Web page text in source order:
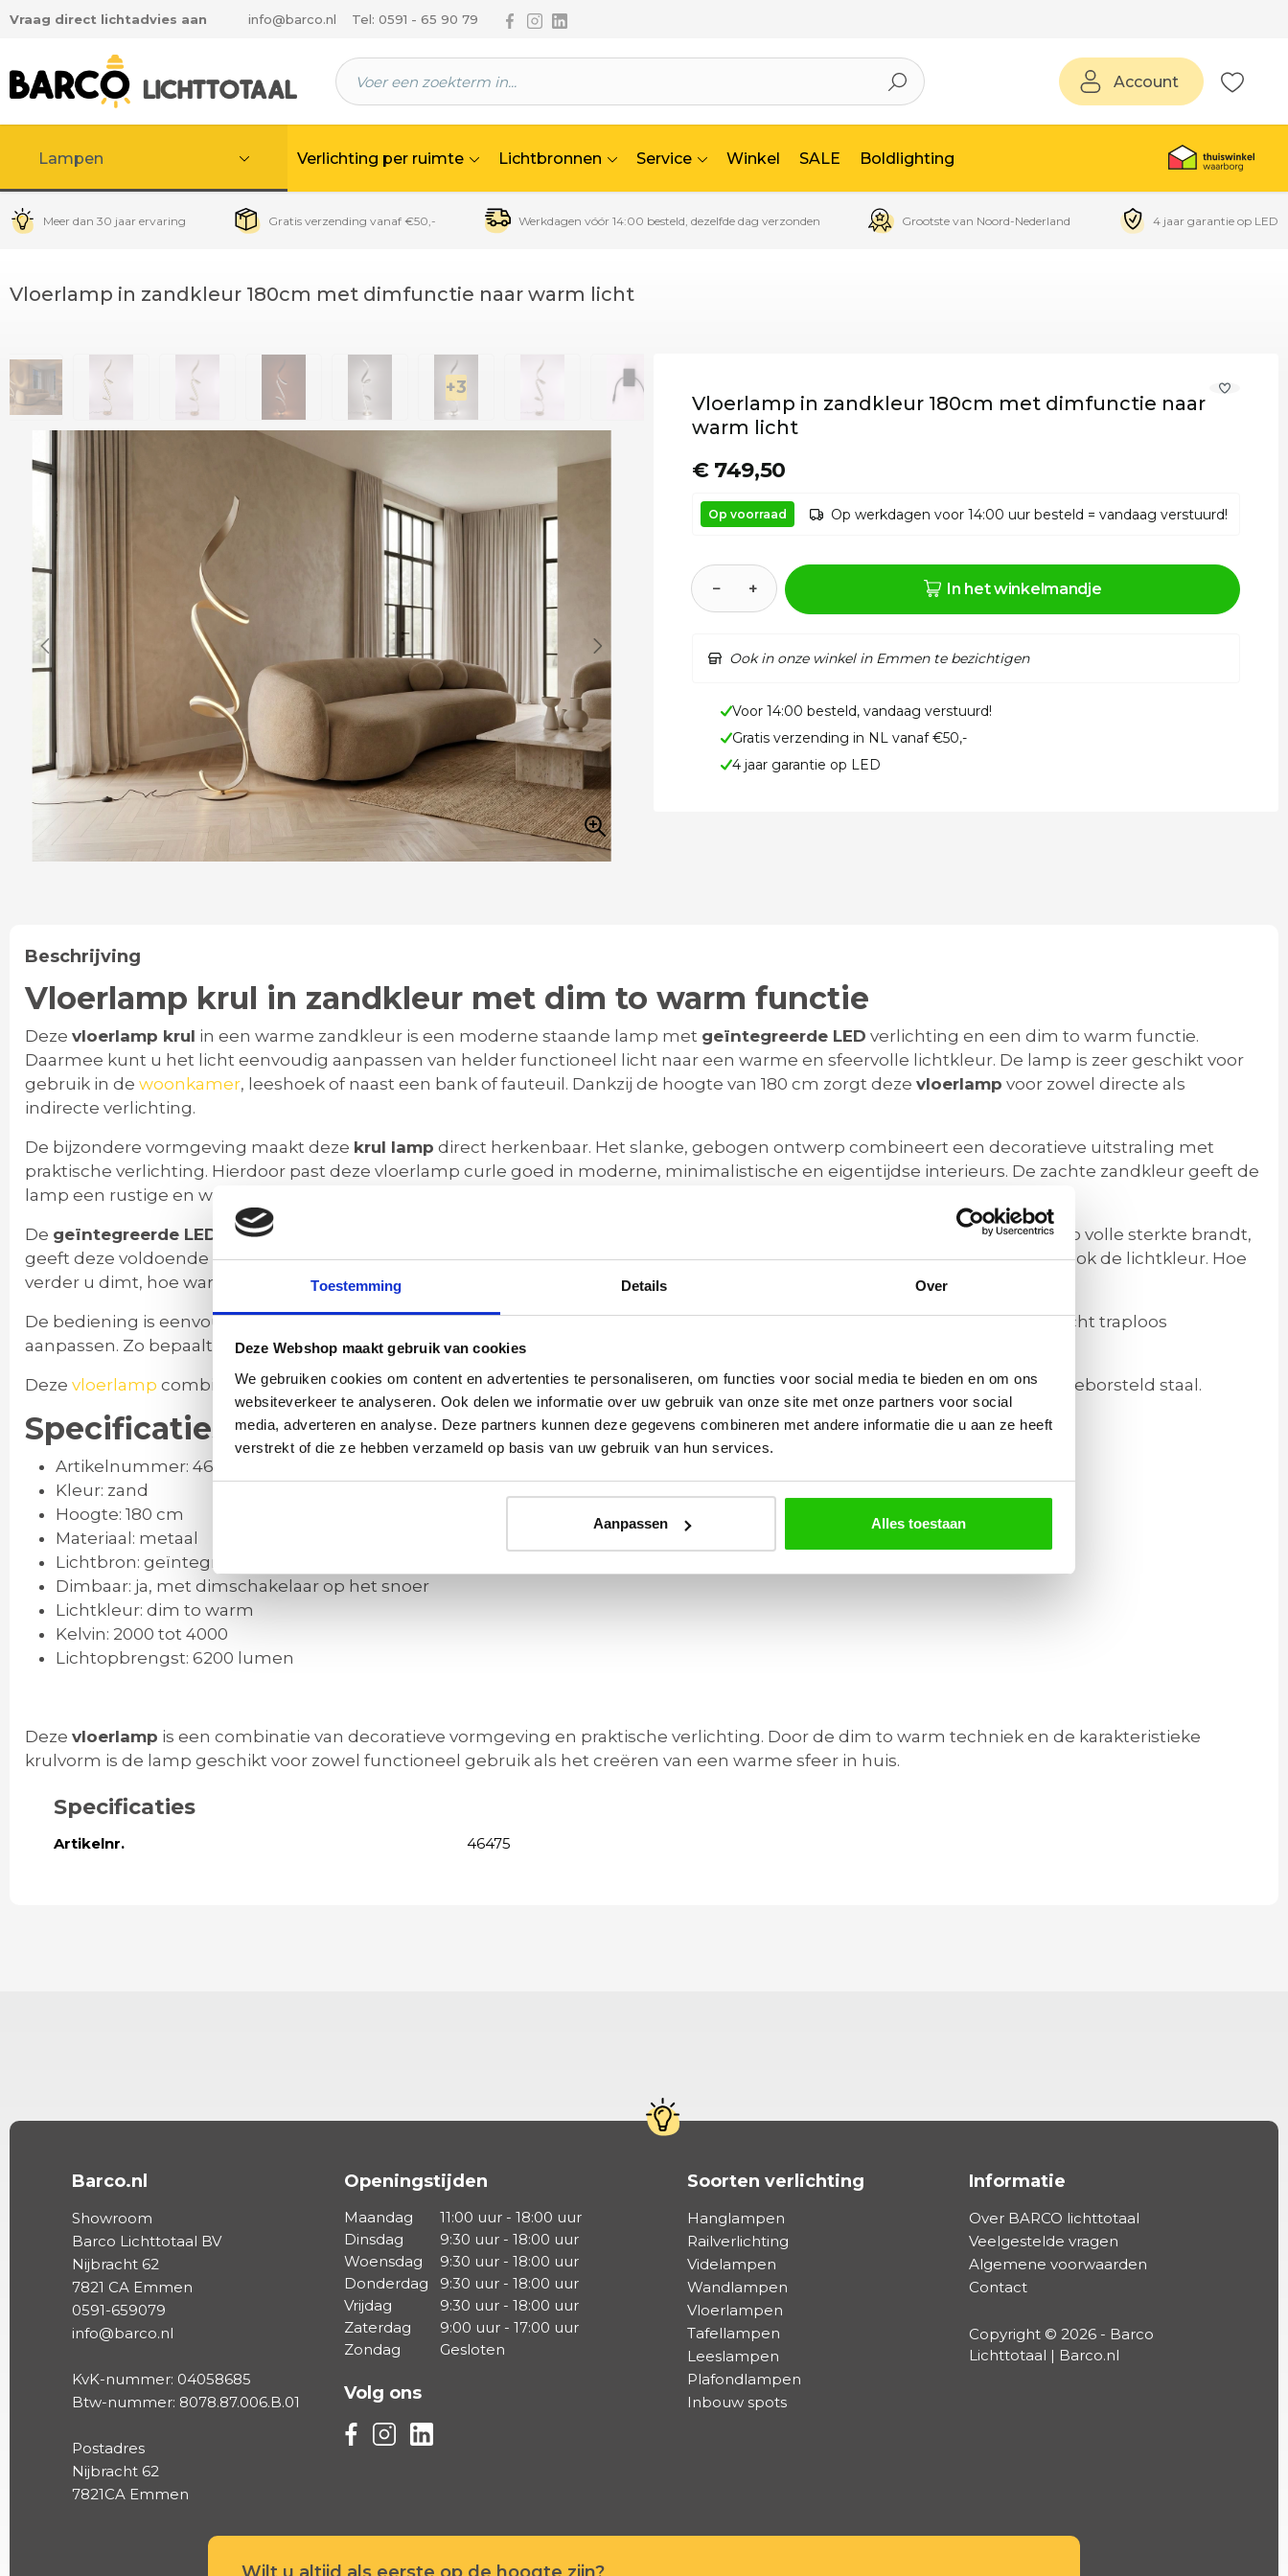
Toestemming Details Over
Deze Webshop maakt gebruik van cookies
We gebruiken cookies om content en advertenties te personaliseren, om functies voor social media te bieden en om ons
websiteverkeer te analyseren. Ook delen we informatie over uw gebruik van onze site met onze partners voor social
media, adverteren en analyse. Deze partners kunnen deze gegevens combineren met andere informatie die u aan ze heeft
verstrekt of die ze hebben verzameld op basis van uw gebruik van hun services.
Aanpassen Alles toestaan
hoofdinhoud
Vraag direct lichtadvies aan info@barco.nl Tel: 0591 - 65 90 79 Volg ons via Facebook
Volg ons via Instagram
Volg ons via Linkedin
Account
Lampen Verlichting per ruimte Lichtbronnen Service Winkel SALE Boldlighting
Meer dan 30 jaar ervaring Gratis verzending vanaf €50,- Werkdagen vóór 14:00 besteld, dezelfde dag verzonden Grootste van Noord-Nederland 4 jaar garantie op LED
Vloerlamp in zandkleur 180cm met dimfunctie naar warm licht
Vloerlamp in zandkleur 180cm met dimfunctie naar
warm licht
€ 749,50
Op voorraad Op werkdagen voor 14:00 uur besteld = vandaag verstuurd!
− + In het winkelmandje
Ook in onze winkel in Emmen te bezichtigen
Voor 14:00 besteld, vandaag verstuurd!
Gratis verzending in NL vanaf €50,-
4 jaar garantie op LED
Beschrijving
Vloerlamp krul in zandkleur met dim to warm functie
Deze vloerlamp krul in een warme zandkleur is een moderne staande lamp met geïntegreerde LED verlichting en een dim to warm functie.
Daarmee kunt u het licht eenvoudig aanpassen van helder functioneel licht naar een warme en sfeervolle lichtkleur. De lamp is zeer geschikt voor
gebruik in de woonkamer, leeshoek of naast een bank of fauteuil. Dankzij de hoogte van 180 cm zorgt deze vloerlamp voor zowel directe als
indirecte verlichting.
De bijzondere vormgeving maakt deze krul lamp direct herkenbaar. Het slanke, gebogen ontwerp combineert een decoratieve uitstraling met
praktische verlichting. Hierdoor past deze vloerlamp curle goed in moderne, minimalistische en eigentijdse interieurs. De zachte zandkleur geeft de
lamp een rustige en warme uitstraling die eenvoudig te combineren is met verschillende woonstijlen.
De geïntegreerde LED lichtbron heeft een lange levensduur
en zorgt voor krachtig en gelijkmatig licht. Wanneer de lamp op volle sterkte brandt,
geeft deze voldoende licht om een ruimte goed te verlichten. Door de dimfunctie verandert niet alleen de lichtsterkte, maar ook de lichtkleur. Hoe
verder u dimt, hoe warmer het licht wordt.
De bediening is eenvoudig dankzij de dimschakelaar die in het snoer is verwerkt. Door deze ingedrukt te houden kunt u het licht traploos
aanpassen. Zo bepaalt u zelf de juiste balans tussen functioneel licht en sfeerverlichting.
Deze vloerlamp combineert een strak design met praktische verlichting en is ook leverbaar in andere kleuren zoals zwart en geborsteld staal.
Specificaties van deze vloerlamp krul
Artikelnummer: 46475
Kleur: zand
Hoogte: 180 cm
Materiaal: metaal
Lichtbron: geïntegreerde LED
Dimbaar: ja, met dimschakelaar op het snoer
Lichtkleur: dim to warm
Kelvin: 2000 tot 4000
Lichtopbrengst: 6200 lumen
Deze vloerlamp is een combinatie van decoratieve vormgeving en praktische verlichting. Door de dim to warm techniek en de karakteristieke
krulvorm is de lamp geschikt voor zowel functioneel gebruik als het creëren van een warme sfeer in huis.
Specificaties
Artikelnr. 46475
Barco.nl
Showroom
Barco Lichttotaal BV
Nijbracht 62
7821 CA Emmen
0591-659079
info@barco.nl
KvK-nummer: 04058685
Btw-nummer: 8078.87.006.B.01
Postadres
Nijbracht 62
7821CA Emmen
Openingstijden
Maandag
11:00 uur - 18:00 uur
Dinsdag
9:30 uur - 18:00 uur
Woensdag
9:30 uur - 18:00 uur
Donderdag
9:30 uur - 18:00 uur
Vrijdag
9:30 uur - 18:00 uur
Zaterdag
9:00 uur - 17:00 uur
Zondag
Gesloten
Volg ons
Volg ons via Facebook
Volg ons via Instagram
Volg ons via Linkedin
Soorten verlichting
Hanglampen
Railverlichting
Videlampen
Wandlampen
Vloerlampen
Tafellampen
Leeslampen
Plafondlampen
Inbouw spots
Informatie
Over BARCO lichttotaal
Veelgestelde vragen
Algemene voorwaarden
Contact
Copyright © 2026 - Barco
Lichttotaal | Barco.nl